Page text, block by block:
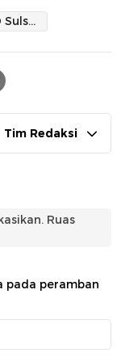
Dilantik DPRD Sulsel Terpilih
Tim Redaksi
Ruas
pada peramban